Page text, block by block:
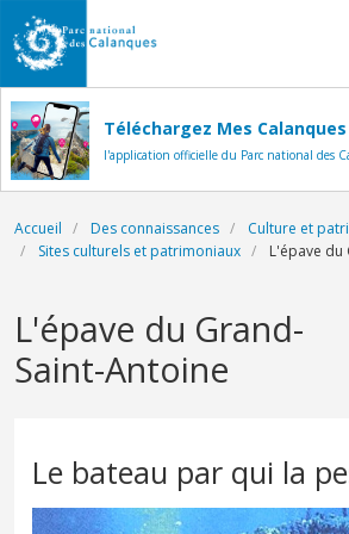
Aller au contenu principal
Téléchargez Mes Calanques
l'application officielle du Parc national des
Fil d'Ariane
Accueil Des connaissances
Culture et
Sites culturels et patrimoniaux
L'épave du
L'épave du Grand-
Saint-Antoine
Le bateau par qui la